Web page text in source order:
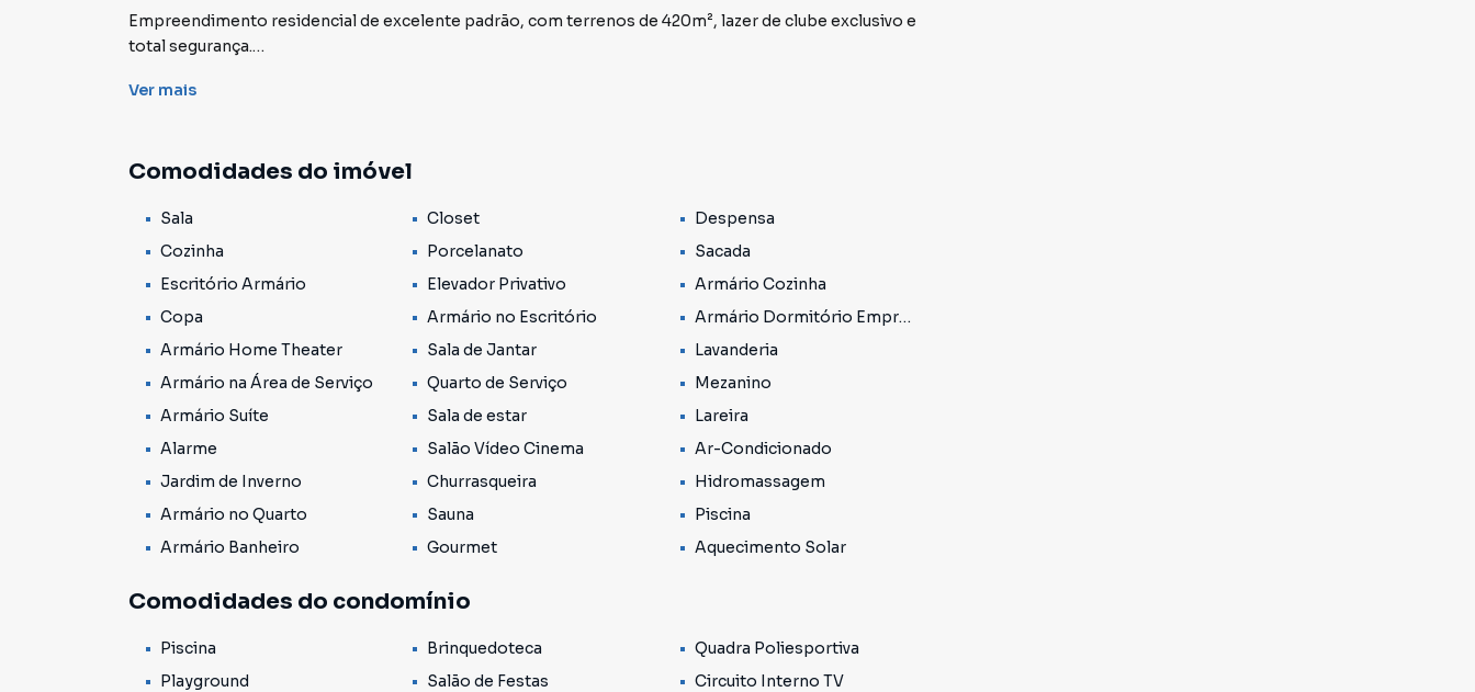
Empreendimento residencial de excelente padrão, com terrenos de 420m², lazer de clube exclusivo e
total segurança.
Localizado ao lado da reserva da mata do Tamboré.
Muita iluminação natural;
Ar condicionado em todos ambientes;
Aspirador central.
Lançado em 2008 mas com desenvolvimento expressivo a partir de 2016, hoje encontra-se no radar
como uma das principais buscas por quem vem de outras regiões e procura por um condomínio
moderno, completo e estrategicamente bem localizado.
• Academia completa com personal trainer;
• Piscina adulto e infantil;
• Piscina aquecida – adultos e infantil;
• Espaço Bar;
• Mini Market;
• Quadra Poliesportiva;
• Quadras de Tênis;
• Salão de Festas;
Ver mais
Comodidades do imóvel
Sala Closet
Despensa
Cozinha
Porcelanato
Sacada
Escritório Armário
Elevador Privativo
Armário Cozinha
Copa
Armário no Escritório
Armário Dormitório Empregada
Armário Home Theater
Sala de Jantar
Lavanderia
Armário na Área de Serviço
Quarto de Serviço
Mezanino
Armário Suíte
Sala de estar
Lareira
Alarme
Salão Vídeo Cinema
Ar-Condicionado
Jardim de Inverno
Churrasqueira
Hidromassagem
Armário no Quarto
Sauna
Piscina
Armário Banheiro
Gourmet Aquecimento Solar
Comodidades do condomínio
Piscina Brinquedoteca
Quadra Poliesportiva
Playground
Salão de Festas
Circuito Interno TV